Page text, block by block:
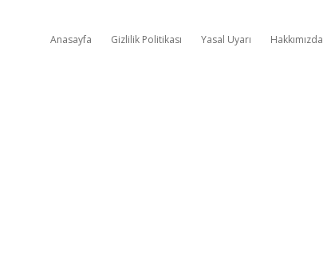
Anasayfa Gizlilik Politikası Yasal Uyarı Hakkımızda